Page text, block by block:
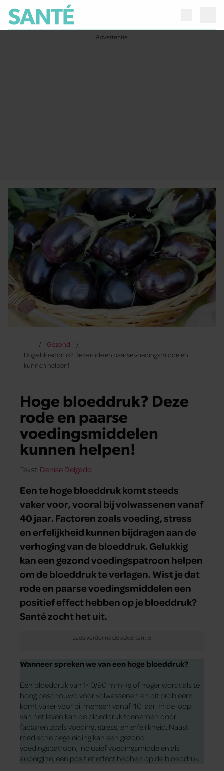
Gezond
Hoge bloeddruk? Deze rode en paarse voedingsmiddelen
kunnen helpen!
Hoge bloeddruk? Deze
rode en paarse
voedingsmiddelen
kunnen helpen!
Tekst: Denise Delgado
Een te hoge bloeddruk komt steeds
vaker voor, vooral bij volwassenen vanaf
40 jaar. Factoren zoals voeding, stress
en erfelijkheid kunnen bijdragen aan de
verhoging van de bloeddruk. Gelukkig
kan een gezond voedingspatroon helpen
om de bloeddruk te verlagen. Wist je dat
rode en paarse voedingsmiddelen een
positief effect hebben op je bloeddruk?
Santé zocht het uit.
Wanneer spreken we van een hoge bloeddruk?
Een bloeddruk van 140/90 mmHg of hoger wordt als te
hoog beschouwd voor volwassenen en dit probleem
komt vaker voor bij mensen vanaf 40 jaar. In de loop
van het leven kan de bloeddruk toenemen door
factoren zoals voeding, stress, en erfelijkheid. Naast
medische begeleiding kan een gezond
voedingspatroon, inclusief voedingsmiddelen als
aubergine, een positief effect hebben op de bloeddruk.